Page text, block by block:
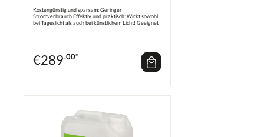
2214-S
Kostengünstig und sparsam: Geringer
Stromverbrauch Effektiv und praktisch: Wirkt sowohl
bei Tageslicht als auch bei künstlichem Licht! Geeignet
€289.00*